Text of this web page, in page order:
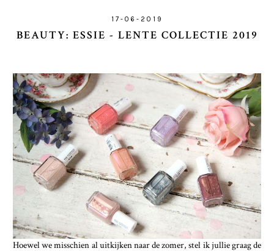
17-06-2019
BEAUTY: ESSIE - LENTE COLLECTIE 2019
Hoewel we misschien al uitkijken naar de zomer, stel ik jullie graag de